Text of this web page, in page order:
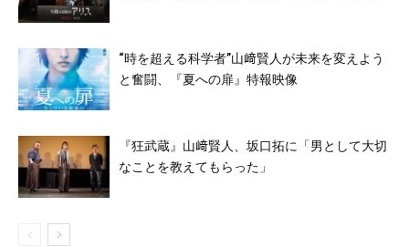
“時を超える科学者”山﨑賢人が未来を変えよう
と奮闘、『夏への扉』特報映像
『狂武蔵』山﨑賢人、坂口拓に「男として大切
なことを教えてもらった」